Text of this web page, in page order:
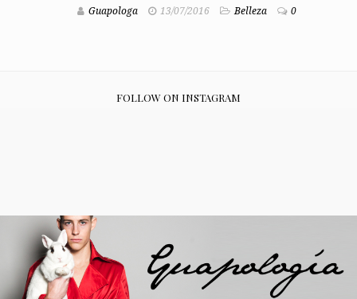
Guapologa 13/07/2016 Belleza 0
FOLLOW ON INSTAGRAM